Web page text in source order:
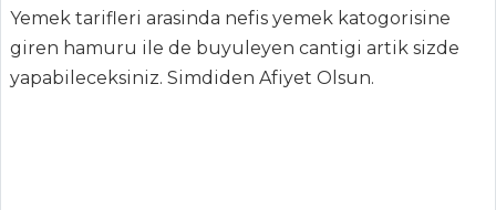
Medya
Aktüel
Yemek tarifleri arasinda nefis yemek katogorisine
giren hamuru ile de buyuleyen cantigi artik sizde
yapabileceksiniz. Simdiden Afiyet Olsun.